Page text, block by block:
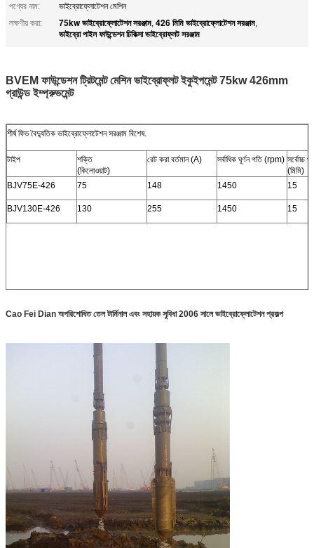
পণ্যের নাম:
ভাইব্রোফ্লোটেশন মেশিন
লক্ষণীয় করা:
75kw ভাইব্রোফ্লোটেশন সরঞ্জাম, 426 মিমি ভাইব্রোফ্লোটেশন সরঞ্জাম,
ভাইব্রো পাইল ফাউন্ডেশন চিকিত্সা ভাইব্রোফ্লট সরঞ্জাম
BVEM ফাউন্ডেশন ট্রিটমেন্ট মেশিন ভাইব্রোফ্লট ইকুইপমেন্ট 75kw 426mm
গ্রাউন্ড ইম্প্রুভমেন্ট
শীর্ষ ফিড বৈদ্যুতিক ভাইব্রোফ্লোটেশন সরঞ্জাম বিশেষ.
টাইপ
শক্তি
(কিলোওয়াট)
রেট করা বর্তমান (A) সর্বাধিক ঘূর্ণন গতি (rpm) সর্বোচ্চ
(মিমি)
BJV75E-426
75 148 1450 15
BJV130E-426 130 255 1450 15
Cao Fei Dian অপরিশোধিত তেল টার্মিনাল এবং সহায়ক সুবিধা 2006 সালে ভাইব্রোফ্লোটেশন প্রকল্প